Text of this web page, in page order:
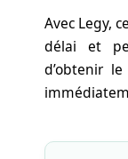
Avec Legy,
délai et
d’obtenir